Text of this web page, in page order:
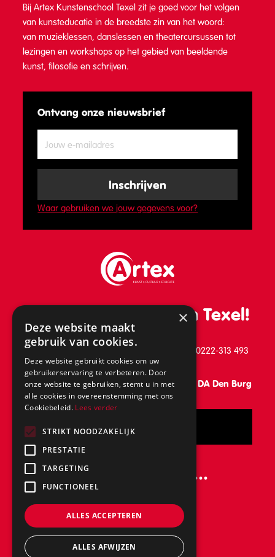
Bij Artex Kunstenschool Texel zit je goed voor het volgen
van kunsteducatie in de breedste zin van het woord:
van muzieklessen, danslessen en theatercursussen tot
lezingen en workshops op het gebied van beeldende
kunst, filosofie en schrijven.
Ontvang onze nieuwsbrief
Waar gebruiken we jouw gegevens voor?
De leukste school van Texel!
Schilderend 39, 1791 BB Den Burg, telefoon: 0222-313 493
Vanaf 31 augustus: Keesomlaan 15, 1791 DA Den Burg
Bel
Volg ons ook op...
×
Deze website maakt
gebruik van cookies.
Deze website gebruikt cookies om uw
gebruikerservaring te verbeteren. Door
onze website te gebruiken, stemt u in met
alle cookies in overeenstemming met ons
Cookiebeleid. Lees verder
STRIKT NOODZAKELIJK
PRESTATIE
TARGETING
FUNCTIONEEL
ALLES ACCEPTEREN
ALLES AFWIJZEN